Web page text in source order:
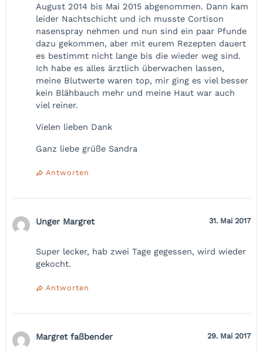
August 2014 bis Mai 2015 abgenommen. Dann kam
leider Nachtschicht und ich musste Cortison
nasenspray nehmen und nun sind ein paar Pfunde
dazu gekommen, aber mit eurem Rezepten dauert
es bestimmt nicht lange bis die wieder weg sind.
Ich habe es alles ärztlich überwachen lassen,
meine Blutwerte waren top, mir ging es viel besser
kein Blähbauch mehr und meine Haut war auch
viel reiner.
Vielen lieben Dank
Ganz liebe grüße Sandra
Antworten
Unger Margret 31. Mai 2017
Super lecker, hab zwei Tage gegessen, wird wieder
gekocht.
Antworten
Margret faßbender 29. Mai 2017